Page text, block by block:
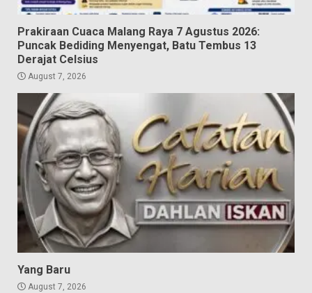
Prakiraan Cuaca Malang Raya 7 Agustus 2026:
Puncak Bediding Menyengat, Batu Tembus 13
Derajat Celsius
August 7, 2026
Yang Baru
August 7, 2026